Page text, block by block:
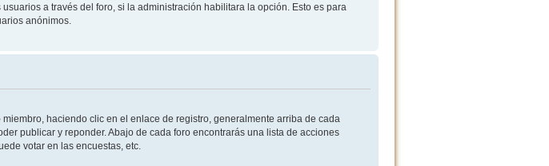
a través del foro, si la administración habilitara la opción. Esto es para
anónimos.
haciendo clic en el enlace de registro, generalmente arriba de cada
publicar y reponder. Abajo de cada foro encontrarás una lista de acciones
votar en las encuestas, etc.